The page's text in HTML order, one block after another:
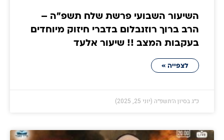
השיעור השבועי פרשת שלח תשפ"ה –
הרב ברוך רוזנבלום בדברי חיזוק מיוחדים
בעקבות המצב !! שיעור אלעד
לצפייה »
כ״ג בסיון ה׳תשפ״ה (יוני 25, 2025)